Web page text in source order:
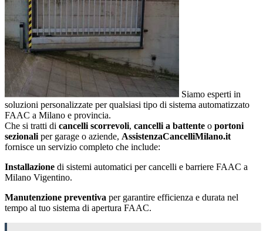
Siamo esperti in
soluzioni personalizzate per qualsiasi tipo di sistema automatizzato
FAAC a Milano e provincia.
Che si tratti di cancelli scorrevoli, cancelli a battente o portoni
sezionali per garage o aziende, AssistenzaCancelliMilano.it
fornisce un servizio completo che include:
Installazione di sistemi automatici per cancelli e barriere FAAC a
Milano Vigentino.
Manutenzione preventiva per garantire efficienza e durata nel
tempo al tuo sistema di apertura FAAC.